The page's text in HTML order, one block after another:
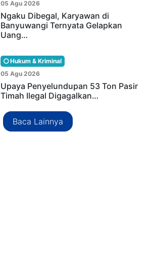
05 Agu 2026
Ngaku Dibegal, Karyawan di
Banyuwangi Ternyata Gelapkan
Uang…
Hukum & Kriminal
05 Agu 2026
Upaya Penyelundupan 53 Ton Pasir
Timah Ilegal Digagalkan…
Baca Lainnya